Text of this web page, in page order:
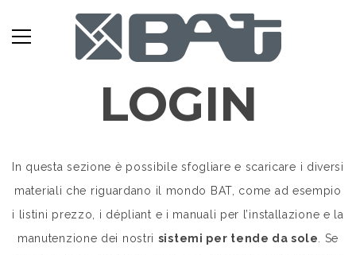
LOGIN
In questa sezione è possibile sfogliare e scaricare i diversi
materiali che riguardano il mondo BAT, come ad esempio
i listini prezzo, i dépliant e i manuali per l’installazione e la
manutenzione dei nostri sistemi per tende da sole . Se